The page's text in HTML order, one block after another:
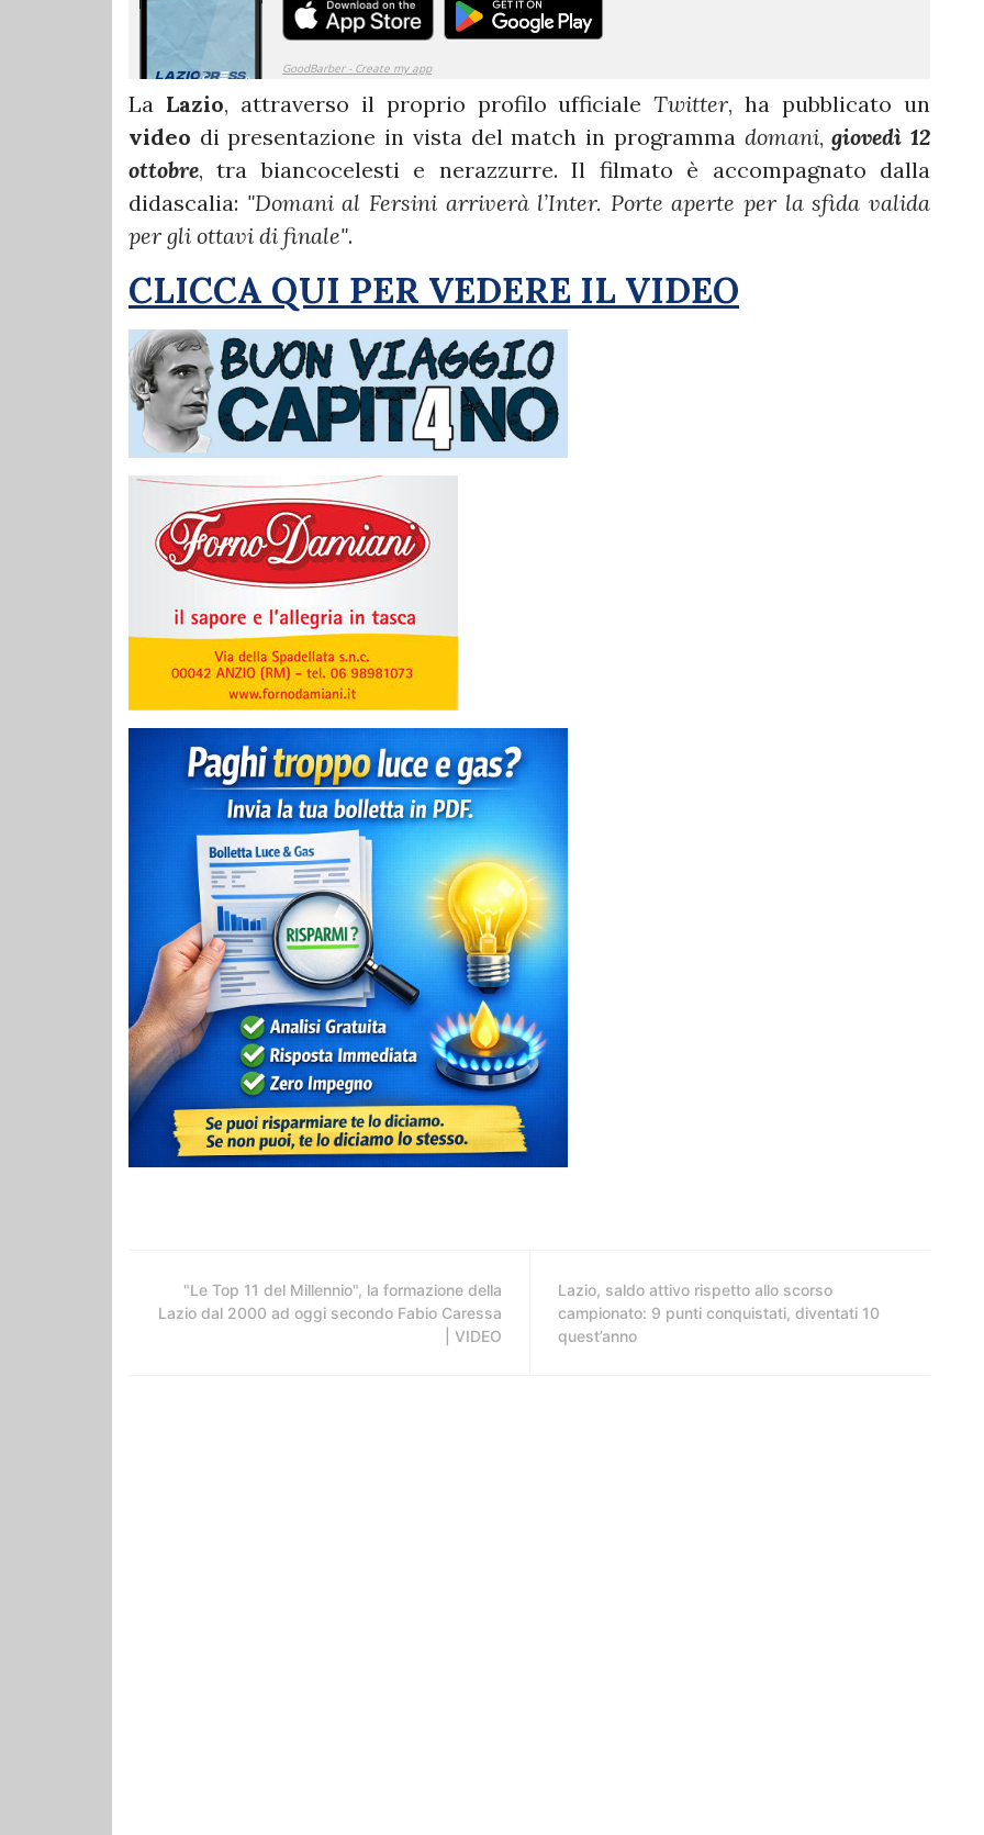
La Lazio, attraverso il proprio profilo ufficialeTwitter, ha pubblicato un
video di presentazione in vista del match in programma domani,giovedì 12
ottobre, tra biancocelesti e nerazzurre. Il filmato è accompagnato dalla
didascalia: "Domani al Fersini arriverà l’Inter. Porte aperte per la sfida valida
per gli ottavi di finale".
CLICCA QUI PER VEDERE IL VIDEO
"Le Top 11 del Millennio", la formazione della
Lazio dal 2000 ad oggi secondo Fabio Caressa
| VIDEO
Lazio, saldo attivo rispetto allo scorso
campionato: 9 punti conquistati, diventati 10
quest’anno